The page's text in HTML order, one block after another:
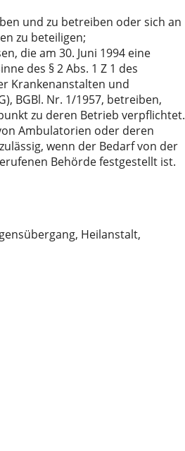
und zu betreiben oder sich an
zu beteiligen;
die am 30. Juni 1994 eine
des § 2 Abs. 1 Z 1 des
Krankenanstalten und
BGBl. Nr. 1/1957, betreiben,
zu deren Betrieb verpflichtet.
Ambulatorien oder deren
wenn der Bedarf von der
Behörde festgestellt ist.
Heilanstalt,